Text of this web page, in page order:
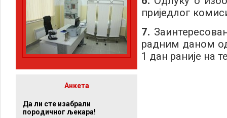
Анкета
Да ли сте изабрали
породичног љекара!
приједлог
7.
радним даном од
1 дан раније на